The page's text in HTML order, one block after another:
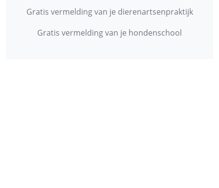
Gratis vermelding van je dierenartsenpraktijk
Gratis vermelding van je hondenschool